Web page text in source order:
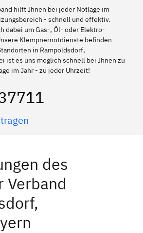
hilft Ihnen bei jeder Notlage im
- schnell und effektiv.
dabei um Gas-, Öl- oder Elektro-
Klempnernotdienste befinden
in Rampoldsdorf,
ist es uns möglich schnell bei Ihnen zu
im Jahr - zu jeder Uhrzeit!
des
Verband